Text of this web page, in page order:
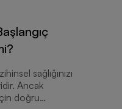
sağlığınızı
Ancak
doğru